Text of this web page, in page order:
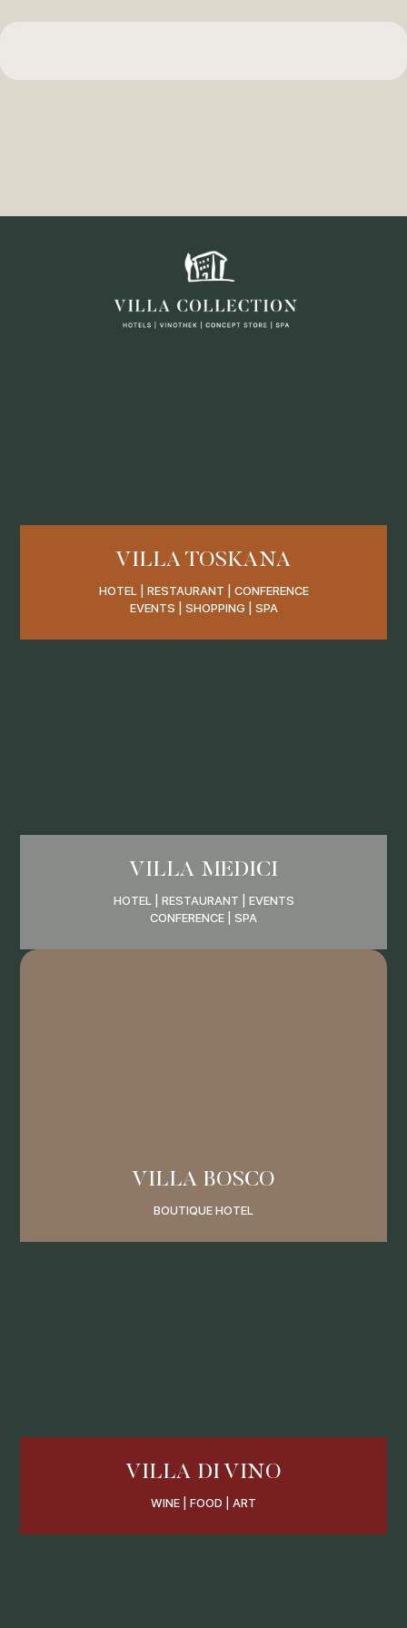
VILLA TOSKANA
HOTEL | RESTAURANT | CONFERENCE
EVENTS | SHOPPING | SPA
VILLA MEDICI
HOTEL | RESTAURANT | EVENTS
CONFERENCE | SPA
VILLA BOSCO
BOUTIQUE HOTEL
VILLA DI VINO
WINE | FOOD | ART